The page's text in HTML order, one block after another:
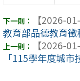
【2026-
教育部品德教育
【2026-
「115學年度城